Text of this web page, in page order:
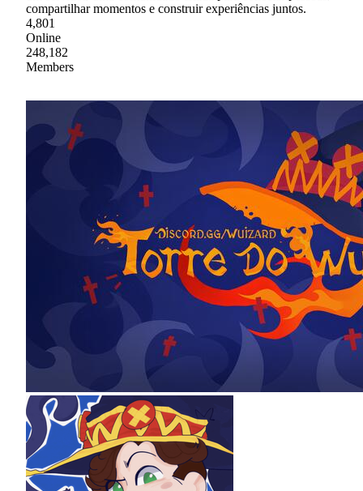
compartilhar momentos e construir experiências juntos.
4,801
Online
248,182
Members